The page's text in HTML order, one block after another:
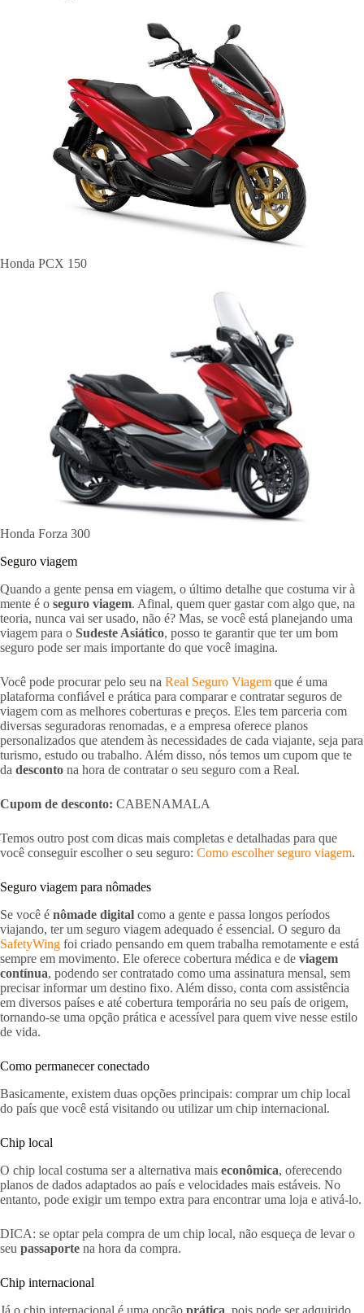
Honda PCX 150
Honda Forza 300
Seguro viagem
Quando a gente pensa em viagem, o último detalhe que costuma vir à
mente é o seguro viagem. Afinal, quem quer gastar com algo que, na
teoria, nunca vai ser usado, não é? Mas, se você está planejando uma
viagem para o Sudeste Asiático, posso te garantir que ter um bom
seguro pode ser mais importante do que você imagina.
Você pode procurar pelo seu na Real Seguro Viagem que é uma
plataforma confiável e prática para comparar e contratar seguros de
viagem com as melhores coberturas e preços. Eles tem parceria com
diversas seguradoras renomadas, e a empresa oferece planos
personalizados que atendem às necessidades de cada viajante, seja para
turismo, estudo ou trabalho. Além disso, nós temos um cupom que te
da desconto na hora de contratar o seu seguro com a Real.
Cupom de desconto: CABENAMALA
Temos outro post com dicas mais completas e detalhadas para que
você conseguir escolher o seu seguro: Como escolher seguro viagem.
Seguro viagem para nômades
Se você é nômade digital como a gente e passa longos períodos
viajando, ter um seguro viagem adequado é essencial. O seguro da
SafetyWing foi criado pensando em quem trabalha remotamente e está
sempre em movimento. Ele oferece cobertura médica e de viagem
contínua, podendo ser contratado como uma assinatura mensal, sem
precisar informar um destino fixo. Além disso, conta com assistência
em diversos países e até cobertura temporária no seu país de origem,
tornando-se uma opção prática e acessível para quem vive nesse estilo
de vida.
Como permanecer conectado
Basicamente, existem duas opções principais: comprar um chip local
do país que você está visitando ou utilizar um chip internacional.
Chip local
O chip local costuma ser a alternativa mais econômica, oferecendo
planos de dados adaptados ao país e velocidades mais estáveis. No
entanto, pode exigir um tempo extra para encontrar uma loja e ativá-lo.
DICA: se optar pela compra de um chip local, não esqueça de levar o
seu passaporte na hora da compra.
Chip internacional